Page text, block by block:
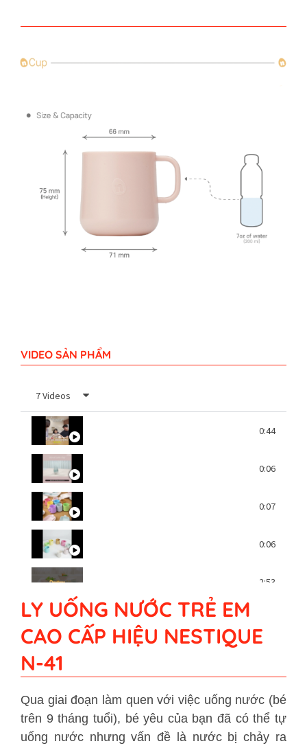
VIDEO SẢN PHẨM
7 Videos
Dụng cụ ăn trẻ em Nestique BY https://
0:44
Độ bền ly uống nước trẻ em hiệu0:06
Ly uống nước cho bé Nestique N-41
0:07
Ly uống nước cho bé Nestique N-41
0:06
Độ bền khay ăn trẻ em Nestique BY
2:53
Vệ sinh dụng cụ ăn trẻ em Nestique BY
LY UỐNG NƯỚC TRẺ EM
CAO CẤP HIỆU NESTIQUE
N-41
Qua giai đoạn làm quen với việc uống nước (bé
trên 9 tháng tuổi), bé yêu của bạn đã có thể tự
uống nước nhưng vấn đề là nước bị chảy ra